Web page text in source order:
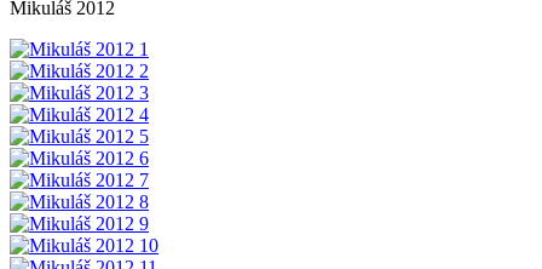
Mikuláš 2012